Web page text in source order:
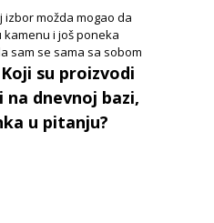
izbor možda mogao da
i još poneka
sam se sama sa sobom
Koji su proizvodi
na dnevnoj bazi,
u pitanju?